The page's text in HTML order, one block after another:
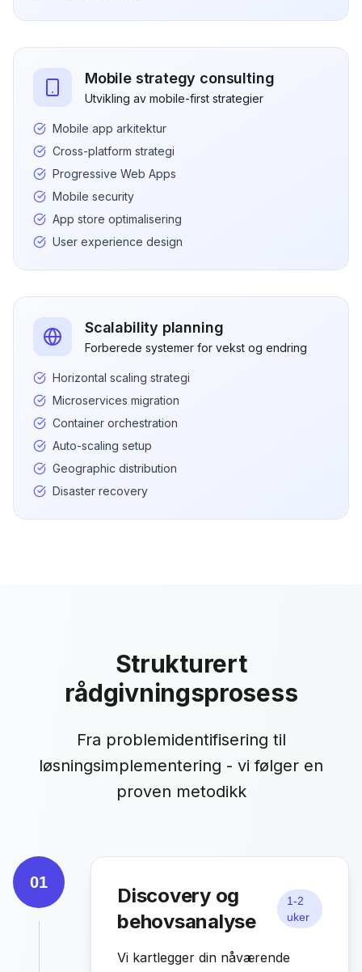
Mobile strategy consulting
Utvikling av mobile-first strategier
Mobile app arkitektur
Cross-platform strategi
Progressive Web Apps
Mobile security
App store optimalisering
User experience design
Scalability planning
Forberede systemer for vekst og endring
Horizontal scaling strategi
Microservices migration
Container orchestration
Auto-scaling setup
Geographic distribution
Disaster recovery
Strukturert
rådgivningsprosess
Fra problemidentifisering til
løsningsimplementering - vi følger en
proven metodikk
01
Discovery og
behovsanalyse
1-2
uker
Vi kartlegger din nåværende